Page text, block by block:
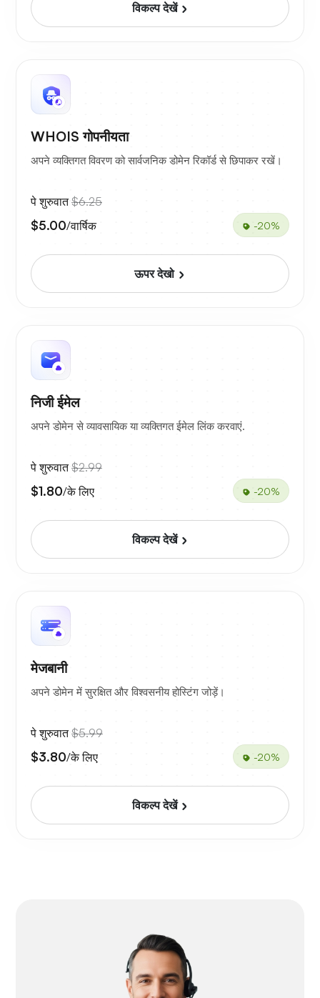
विकल्प देखें
WHOIS गोपनीयता
अपने व्यक्तिगत विवरण को सार्वजनिक डोमेन रिकॉर्ड से छिपाकर रखें।
पे शुरुवात$6.25
$5.00/वार्षिक -20%
ऊपर देखो
निजी ईमेल
अपने डोमेन से व्यावसायिक या व्यक्तिगत ईमेल लिंक करवाएं.
पे शुरुवात$2.99
$1.80/के लिए -20%
विकल्प देखें
मेजबानी
अपने डोमेन में सुरक्षित और विश्वसनीय होस्टिंग जोड़ें।
पे शुरुवात$5.99
$3.80/के लिए -20%
विकल्प देखें